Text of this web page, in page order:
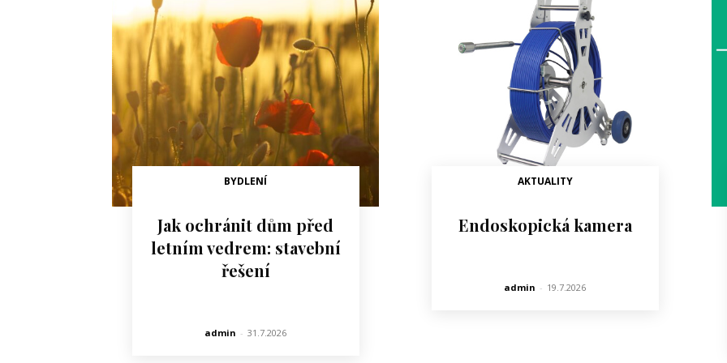
BYDLENÍ
Jak ochránit dům před
letním vedrem: stavební
řešení
admin - 31.7.2026
AKTUALITY
Endoskopická kamera
admin - 19.7.2026